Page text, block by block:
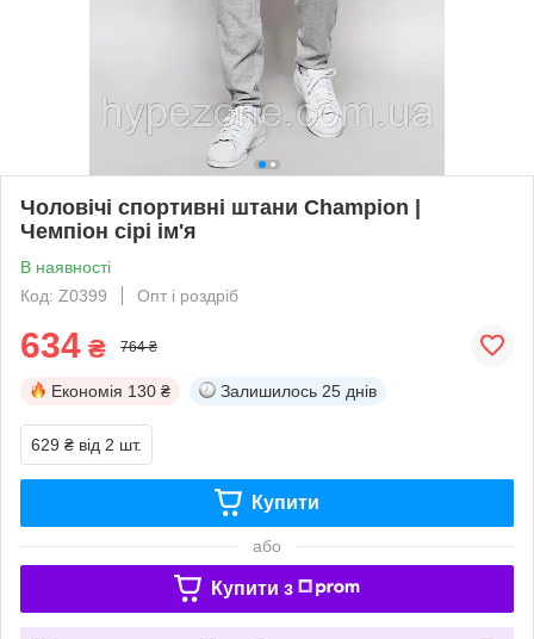
Чоловічі спортивні штани Champion |
Чемпіон сірі ім'я
В наявності
Код: Z0399
Опт і роздріб
634 ₴ 764 ₴
Економія 130 ₴ Залишилось 25 днів
629 ₴ від 2 шт.
Купити
або
Купити з